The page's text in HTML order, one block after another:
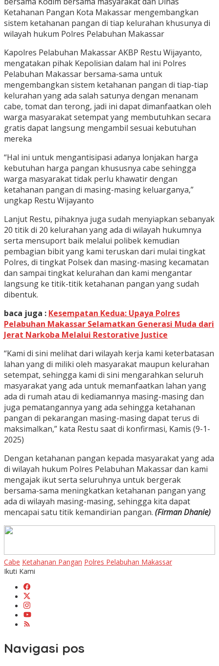
Ketahanan Pangan Kota Makassar mengembangkan
sistem ketahanan pangan di tiap kelurahan khusunya di
wilayah hukum Polres Pelabuhan Makassar
Kapolres Pelabuhan Makassar AKBP Restu Wijayanto,
mengatakan pihak Kepolisian dalam hal ini Polres
Pelabuhan Makassar bersama-sama untuk
mengembangkan sistem ketahanan pangan di tiap-tiap
kelurahan yang ada salah satunya dengan menanam
cabe, tomat dan terong, jadi ini dapat dimanfaatkan oleh
warga masyarakat setempat yang membutuhkan secara
gratis dapat langsung mengambil sesuai kebutuhan
mereka
“Hal ini untuk mengantisipasi adanya lonjakan harga
kebutuhan harga pangan khususnya cabe sehingga
warga masyarakat tidak perlu khawatir dengan
ketahanan pangan di masing-masing keluarganya,”
ungkap Restu Wijayanto
Lanjut Restu, pihaknya juga sudah menyiapkan sebanyak
20 titik di 20 kelurahan yang ada di wilayah hukumnya
serta mensuport baik melalui polibek kemudian
pembagian bibit yang kami teruskan dari mulai tingkat
Polres, di tingkat Polsek dan masing-masing kecamatan
dan sampai tingkat kelurahan dan kami mengantar
langsung ke titik-titik ketahanan pangan yang sudah
dibentuk.
baca juga : Kesempatan Kedua: Upaya Polres
Pelabuhan Makassar Selamatkan Generasi Muda dari
Jerat Narkoba Melalui Restorative Justice
“Kami di sini melihat dari wilayah kerja kami keterbatasan
lahan yang di miliki oleh masyarakat maupun kelurahan
setempat, sehingga kami di sini mengarahkan seluruh
masyarakat yang ada untuk memanfaatkan lahan yang
ada di rumah atau di kediamannya masing-masing dan
juga pematangannya yang ada sehingga ketahanan
pangan di pekarangan masing-masing dapat terus di
maksimalkan,” kata Restu saat di konfirmasi, Kamis (9-1-
2025)
Dengan ketahanan pangan kepada masyarakat yang ada
di wilayah hukum Polres Pelabuhan Makassar dan kami
mengajak ikut serta seluruhnya untuk bergerak
bersama-sama meningkatkan ketahanan pangan yang
ada di wilayah masing-masing, sehingga kita dapat
mencapai satu titik kemandirian pangan. (Firman Dhanie)
Cabe Ketahanan Pangan Polres Pelabuhan Makassar
Ikuti Kami
Navigasi pos